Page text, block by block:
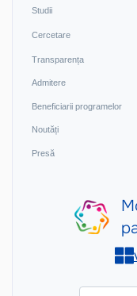
Studii
Cercetare
Transparența
Admitere
Beneficiarii programelor
Noutăți
Presă